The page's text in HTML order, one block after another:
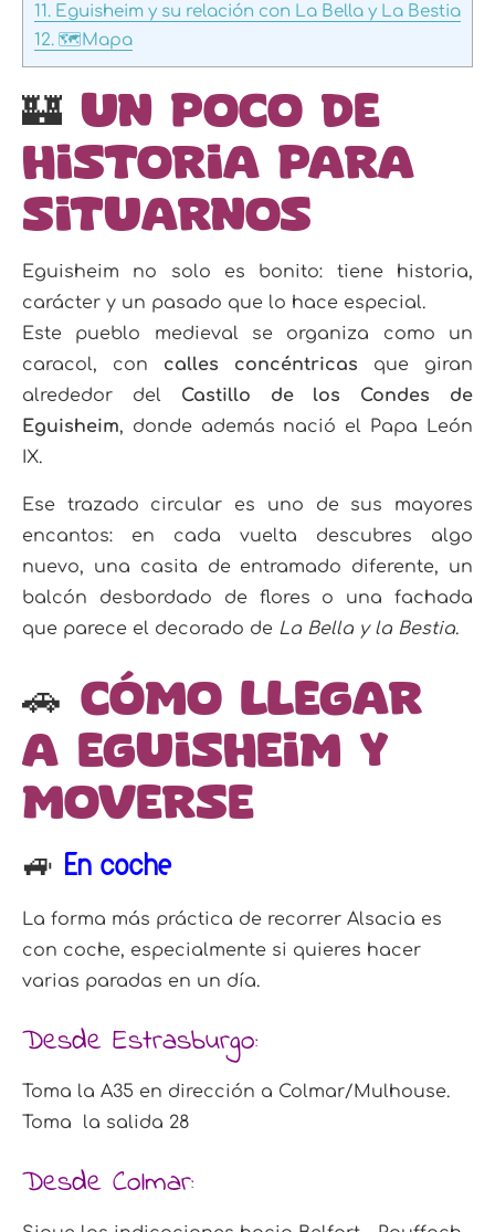
11. Eguisheim y su relación con La Bella y La Bestia
12. 🗺️Mapa
🏰 Un poco de
historia para
situarnos
Eguisheim no solo es bonito: tiene historia,
carácter y un pasado que lo hace especial.
Este pueblo medieval se organiza como un
caracol, con calles concéntricas que giran
alrededor del Castillo de los Condes de
Eguisheim, donde además nació el Papa León
IX.
Ese trazado circular es uno de sus mayores
encantos: en cada vuelta descubres algo
nuevo, una casita de entramado diferente, un
balcón desbordado de flores o una fachada
que parece el decorado de La Bella y la Bestia.
🚗 Cómo llegar
a Eguisheim y
moverse
🚙 En coche
La forma más práctica de recorrer Alsacia es
con coche, especialmente si quieres hacer
varias paradas en un día.
Desde Estrasburgo:
Toma la A35 en dirección a Colmar/Mulhouse.
Toma la salida 28
Desde Colmar: